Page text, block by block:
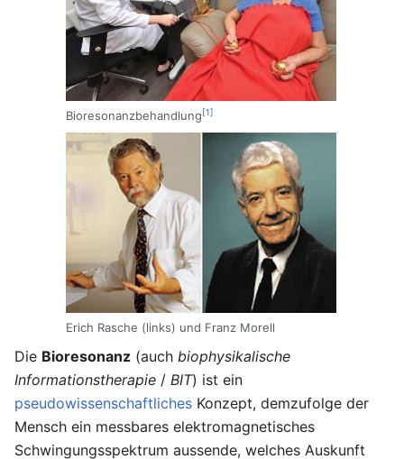
Bioresonanzbehandlung[1]
Erich Rasche (links) und Franz Morell
Die Bioresonanz (auch biophysikalische
Informationstherapie / BIT) ist ein
pseudowissenschaftliches Konzept, demzufolge der
Mensch ein messbares elektromagnetisches
Schwingungsspektrum aussende, welches Auskunft